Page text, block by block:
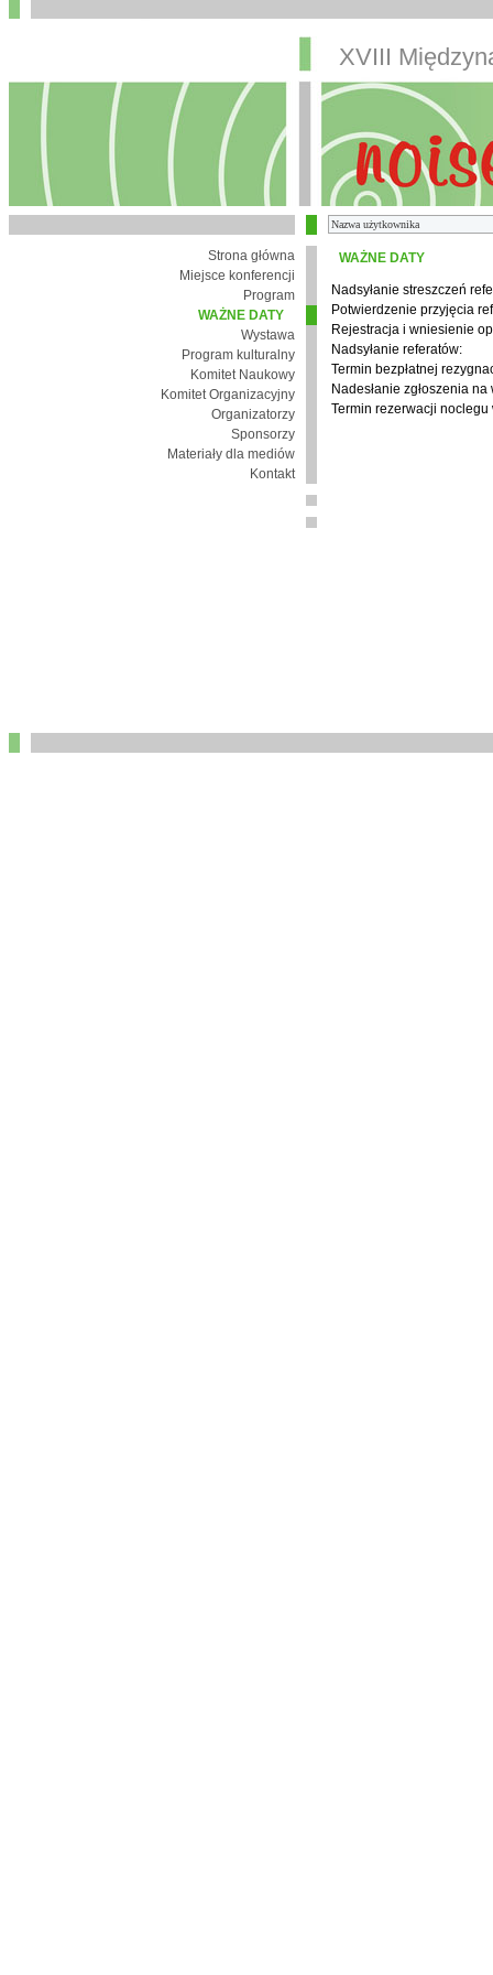
XVIII
Strona główna
Miejsce konferencji
Program
WAŻNE DATY
Wystawa
Program kulturalny
Komitet Naukowy
Komitet Organizacyjny
Organizatorzy
Sponsorzy
Materiały dla mediów
Kontakt
WAŻNE DATY
Nadsyłanie streszczeń
Potwierdzenie przyjęcia
Rejestracja i wniesienie
Nadsyłanie referatów:
Termin bezpłatnej
Nadesłanie zgłoszenia na
Termin rezerwacji